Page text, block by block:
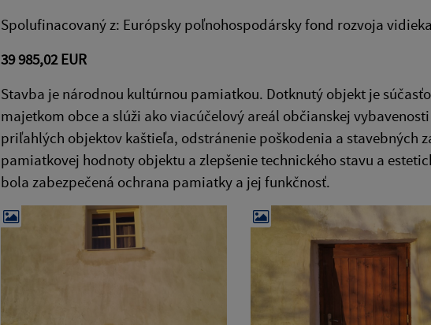
Spolufinacovaný z: Európsky poľnohospodársky fond rozvoja vidieka
39 985,02 EUR
Stavba je národnou kultúrnou pamiatkou. Dotknutý objekt je
majetkom obce a slúži ako viacúčelový areál občianskej
priľahlých objektov kaštieľa, odstránenie poškodenia a stavebných
pamiatkovej hodnoty objektu a zlepšenie technického stavu a
bola zabezpečená ochrana pamiatky a jej funkčnosť.